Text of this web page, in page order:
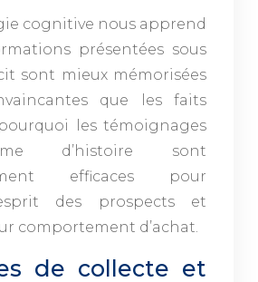
cognitive nous apprend
présentées sous
sont mieux mémorisées
que les faits
pourquoi les témoignages
d’histoire sont
efficaces pour
des prospects et
comportement d’achat.
de collecte et